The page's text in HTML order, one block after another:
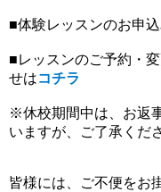
■体験レッスンのお申
■レッスンのご予約・
せはコチラ
※休校期間中は、お返
いますが、ご了承くだ
皆様には、ご不便をお